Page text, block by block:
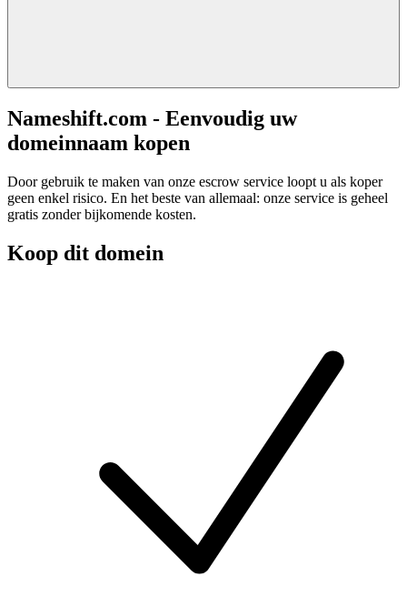
Nameshift.com - Eenvoudig uw
domeinnaam kopen
Door gebruik te maken van onze escrow service loopt u als koper
geen enkel risico. En het beste van allemaal: onze service is geheel
gratis zonder bijkomende kosten.
Koop dit domein